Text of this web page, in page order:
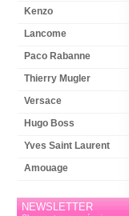
Kenzo
Lancome
Paco Rabanne
Thierry Mugler
Versace
Hugo Boss
Yves Saint Laurent
Amouage
NEWSLETTER